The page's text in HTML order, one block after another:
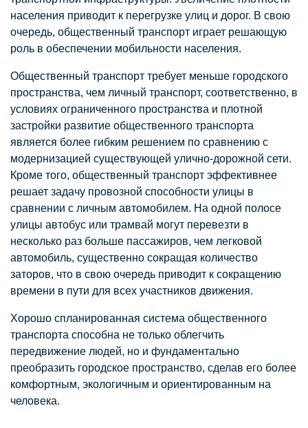
населения приводит к перегрузке улиц и дорог. В свою
очередь, общественный транспорт играет решающую
роль в обеспечении мобильности населения.
Общественный транспорт требует меньше городского
пространства, чем личный транспорт, соответственно, в
условиях ограниченного пространства и плотной
застройки развитие общественного транспорта
является более гибким решением по сравнению с
модернизацией существующей улично-дорожной сети.
Кроме того, общественный транспорт эффективнее
решает задачу провозной способности улицы в
сравнении с личным автомобилем. На одной полосе
улицы автобус или трамвай могут перевезти в
несколько раз больше пассажиров, чем легковой
автомобиль, существенно сокращая количество
заторов, что в свою очередь приводит к сокращению
времени в пути для всех участников движения.
Хорошо спланированная система общественного
транспорта способна не только облегчить
передвижение людей, но и фундаментально
преобразить городское пространство, сделав его более
комфортным, экологичным и ориентированным на
человека.